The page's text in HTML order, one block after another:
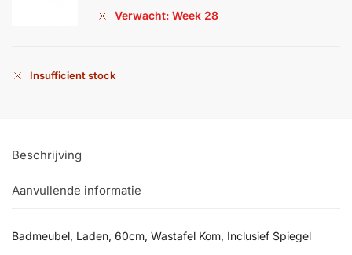
Verwacht: Week 28
Insufficient stock
Beschrijving
Aanvullende informatie
Badmeubel, Laden, 60cm, Wastafel Kom, Inclusief Spiegel